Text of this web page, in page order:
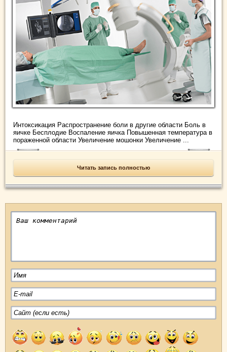
Интоксикация Распространение боли в другие области Боль в
яичке Бесплодие Воспаление яичка Повышенная температура в
пораженной области Увеличение мошонки Увеличение ...
Читать запись полностью